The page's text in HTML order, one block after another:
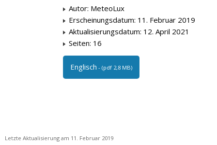
Autor: MeteoLux
Erscheinungsdatum: 11. Februar 2019
Aktualisierungsdatum: 12. April 2021
Seiten: 16
Englisch - (pdf 2,8 MB)
Letzte Aktualisierung am 11. Februar 2019